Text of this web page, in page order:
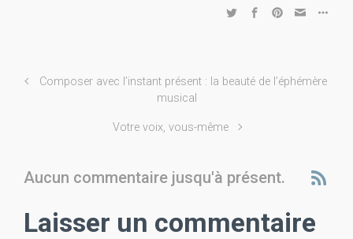
Composer avec l’instant présent : la beauté de l’éphémère
musical
Votre voix, vous-même
Aucun commentaire jusqu'à présent.
Laisser un commentaire